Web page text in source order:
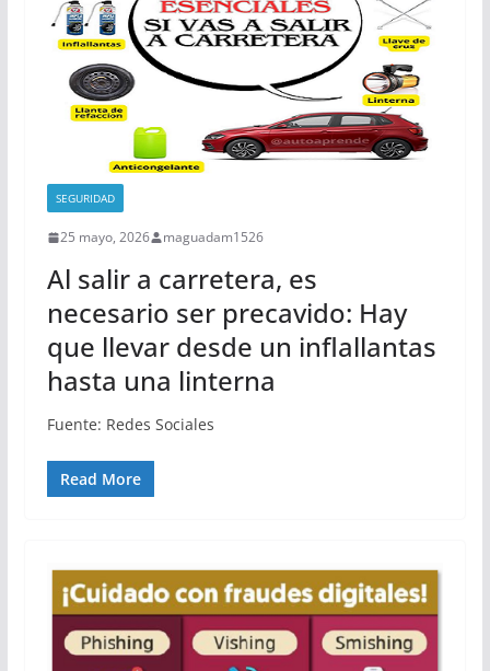
SEGURIDAD
25 mayo, 2026 maguadam1526
Al salir a carretera, es
necesario ser precavido: Hay
que llevar desde un inflallantas
hasta una linterna
Fuente: Redes Sociales
Read More